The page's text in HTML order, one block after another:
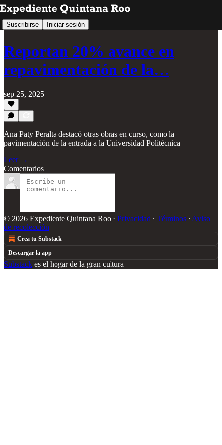
Suscribirse Iniciar sesión
Reportan 20% avance en
repavimentación de la…
sep 25, 2025
Ana Paty Peralta destacó otras obras en curso, como la
pavimentación de la entrada a la Universidad Politécnica
Leer →
Comentarios
© 2026 Expediente Quintana Roo · Privacidad ∙ Términos ∙ Aviso
de recolección
Crea tu Substack
Descargar la app
Substack es el hogar de la gran cultura